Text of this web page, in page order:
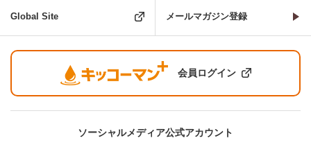
Global Site メールマガジン登録
会員ログイン
ソーシャルメディア公式アカウント